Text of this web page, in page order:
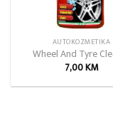
AUTOKOZMETIKA
Wheel And Tyre
7,00KM